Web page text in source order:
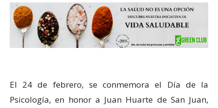
El 24 de febrero, se conmemora el Día de la
Psicología, en honor a Juan Huarte de San Juan,